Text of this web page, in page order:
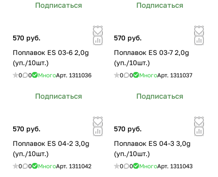
Подписаться Подписаться
570 руб.
Поплавок ES 03-6 2,0g
(уп./10шт.)
0 0 МногоАрт. 1311036
Подписаться
570 руб.
Поплавок ES 03-7 2,0g
(уп./10шт.)
0 0 МногоАрт. 1311037
Подписаться
570 руб.
Поплавок ES 04-2 3,0g
(уп./10шт.)
0 0 МногоАрт. 1311042
570 руб.
Поплавок ES 04-3 3,0g
(уп./10шт.)
0 0 МногоАрт. 1311043